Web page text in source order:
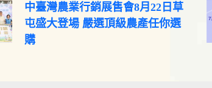
中臺灣農業行銷展售會8月22日草
屯盛大登場 嚴選頂級農產任你選
購